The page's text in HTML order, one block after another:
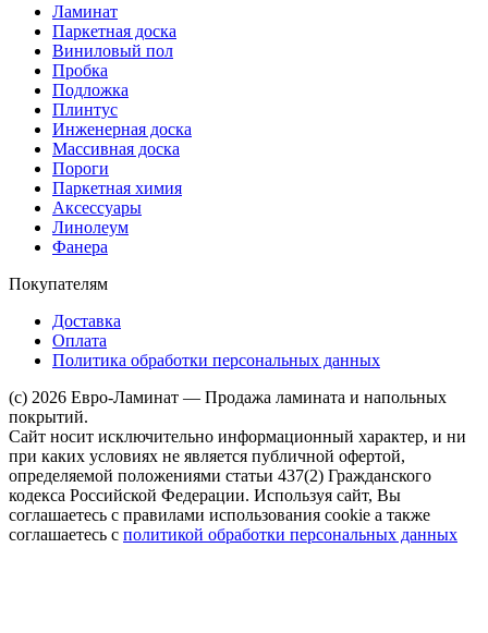
Ламинат
Паркетная доска
Виниловый пол
Пробка
Подложка
Плинтус
Инженерная доска
Массивная доска
Пороги
Паркетная химия
Аксессуары
Линолеум
Фанера
Покупателям
Доставка
Оплата
Политика обработки персональных данных
(c) 2026 Евро-Ламинат — Продажа ламината и напольных
покрытий.
Сайт носит исключительно информационный характер, и ни
при каких условиях не является публичной офертой,
определяемой положениями статьи 437(2) Гражданского
кодекса Российской Федерации. Используя сайт, Вы
соглашаетесь с правилами использования cookie а также
соглашаетесь с политикой обработки персональных данных